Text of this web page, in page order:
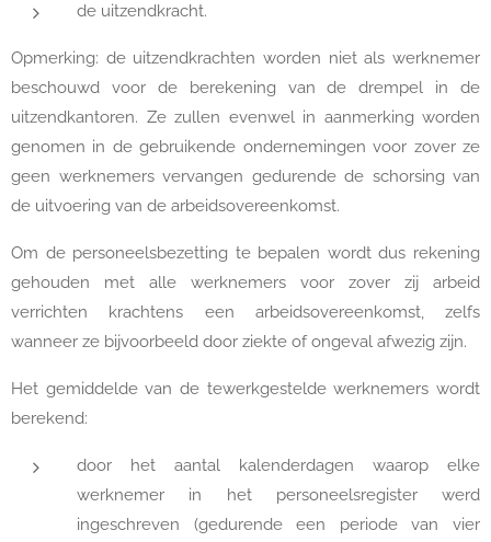
de uitzendkracht.
Opmerking: de uitzendkrachten worden niet als werknemer
beschouwd voor de berekening van de drempel in de
uitzendkantoren. Ze zullen evenwel in aanmerking worden
genomen in de gebruikende ondernemingen voor zover ze
geen werknemers vervangen gedurende de schorsing van
de uitvoering van de arbeidsovereenkomst.
Om de personeelsbezetting te bepalen wordt dus rekening
gehouden met alle werknemers voor zover zij arbeid
verrichten krachtens een arbeidsovereenkomst, zelfs
wanneer ze bijvoorbeeld door ziekte of ongeval afwezig zijn.
Het gemiddelde van de tewerkgestelde werknemers wordt
berekend:
door het aantal kalenderdagen waarop elke
werknemer in het personeelsregister werd
ingeschreven (gedurende een periode van vier